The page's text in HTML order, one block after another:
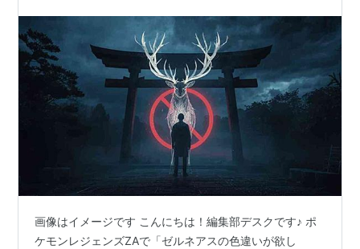
画像はイメージです こんにちは！編集部デスクです♪ ポ
ケモンレジェンズZAで「ゼルネアスの色違いが欲し